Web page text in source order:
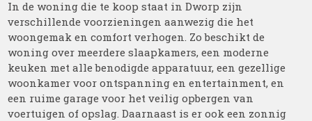
In de woning die te koop staat in Dworp zijn
verschillende voorzieningen aanwezig die het
woongemak en comfort verhogen. Zo beschikt de
woning over meerdere slaapkamers, een moderne
keuken met alle benodigde apparatuur, een gezellige
woonkamer voor ontspanning en entertainment, en
een ruime garage voor het veilig opbergen van
voertuigen of opslag. Daarnaast is er ook een zonnig